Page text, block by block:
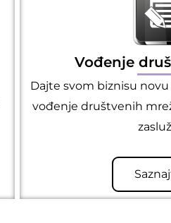
Vođenje
Dajte svom biznisu
vođenje društvenih